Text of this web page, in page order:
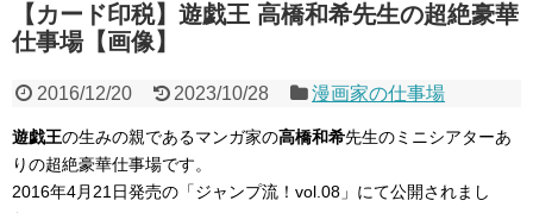
【カード印税】遊戯王 高橋和希先生の超絶豪華
仕事場【画像】
2016/12/20 2023/10/28 漫画家の仕事場
遊戯王の生みの親であるマンガ家の高橋和希先生のミニシアターあ
りの超絶豪華仕事場です。
2016年4月21日発売の「ジャンプ流！vol.08」にて公開されまし